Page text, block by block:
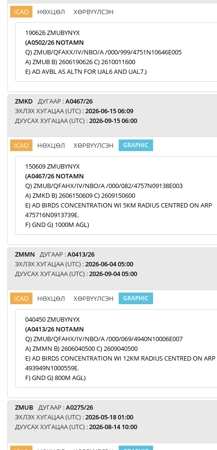
ICAO НӨХЦӨЛ ХӨРВҮҮЛСЭН
190626 ZMUBYNYX
(A0502/26 NOTAMN
Q) ZMUB/QFAXX/IV/NBO/A /000/999/4751N10646E005
A) ZMUB B) 2606190626 C) 2610011600
E) AD AVBL AS ALTN FOR UAL6 AND UAL7.)
ZMKD ДУГААР :A0467/26
ЭХЛЭХ ХУГАЦАА (UTC) :2026-06-15 06:09
ДУУСАХ ХУГАЦАА (UTC) :2026-09-15 06:00
ICAO НӨХЦӨЛ ХӨРВҮҮЛСЭН GRAPHIC
150609 ZMUBYNYX
(A0467/26 NOTAMN
Q) ZMUB/QFAHX/IV/NBO/A /000/082/4757N09138E003
A) ZMKD B) 2606150609 C) 2609150600
E) AD BIRDS CONCENTRATION WI 5KM RADIUS CENTRED ON ARP
475716N0913739E.
F) GND G) 1000M AGL)
ZMMN ДУГААР :A0413/26
ЭХЛЭХ ХУГАЦАА (UTC) :2026-06-04 05:00
ДУУСАХ ХУГАЦАА (UTC) :2026-09-04 05:00
ICAO НӨХЦӨЛ ХӨРВҮҮЛСЭН GRAPHIC
040450 ZMUBYNYX
(A0413/26 NOTAMN
Q) ZMUB/QFAHX/IV/NBO/A /000/069/4940N10006E007
A) ZMMN B) 2606040500 C) 2609040500
E) AD BIRDS CONCENTRATION WI 12KM RADIUS CENTRED ON ARP
493949N1000559E.
F) GND G) 800M AGL)
ZMUB ДУГААР :A0275/26
ЭХЛЭХ ХУГАЦАА (UTC) :2026-05-18 01:00
ДУУСАХ ХУГАЦАА (UTC) :2026-08-14 10:00